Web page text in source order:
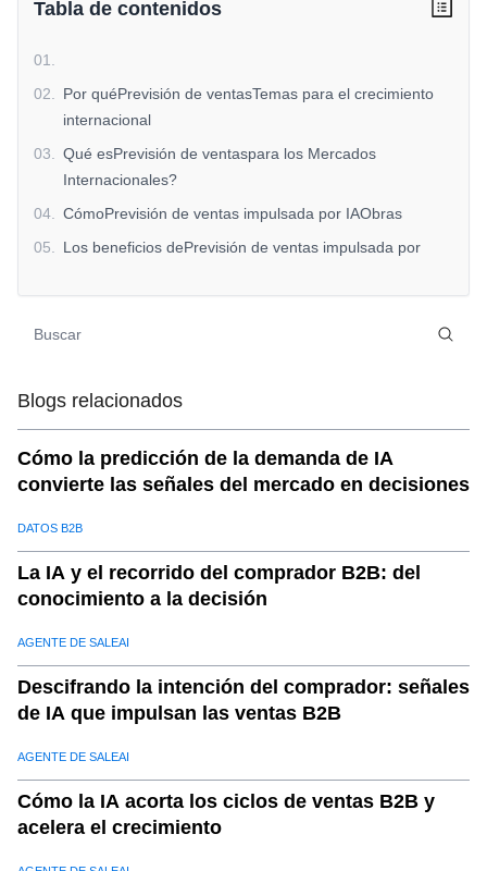
Tabla de contenidos
01
02
Por quéPrevisión de ventasTemas para el crecimiento
internacional
03
Qué esPrevisión de ventaspara los Mercados
Internacionales?
04
CómoPrevisión de ventas impulsada por IAObras
05
Los beneficios dePrevisión de ventas impulsada por
07. El futuro dePrevisión de ventasen los Mercados
Blogs relacionados
Cómo la predicción de la demanda de IA
convierte las señales del mercado en decisiones
DATOS B2B
La IA y el recorrido del comprador B2B: del
conocimiento a la decisión
AGENTE DE SALEAI
Descifrando la intención del comprador: señales
de IA que impulsan las ventas B2B
AGENTE DE SALEAI
Cómo la IA acorta los ciclos de ventas B2B y
acelera el crecimiento